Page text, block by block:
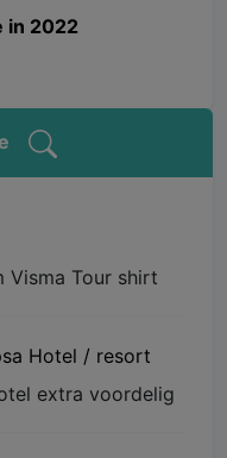
in 2022
Visma Tour shirt
extra voordelig